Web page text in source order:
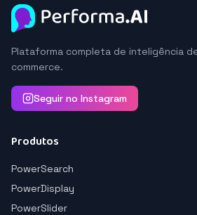
Plataforma completa de inteligência
commerce.
Seguir no Instagram
Produtos
PowerSearch
PowerDisplay
PowerSlider